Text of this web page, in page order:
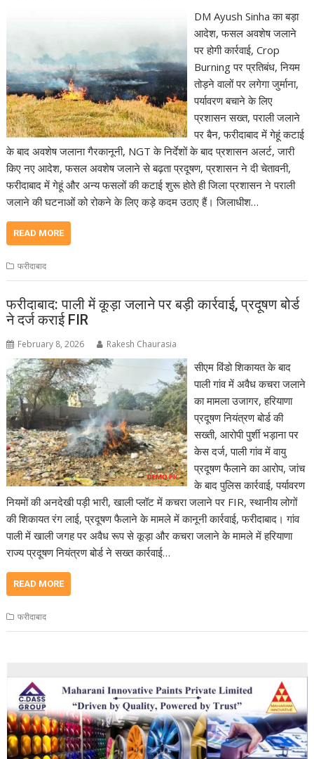
DM Ayush Sinha का बड़ा
आदेश, फसल अवशेष जलाने
पर होगी कार्रवाई, Crop
Burning पर प्रतिबंध, नियम
तोड़ने वालों पर लगेगा जुर्माना,
पर्यावरण बचाने के लिए
प्रशासन सख्त, पराली जलाने
पर बैन, फरीदाबाद में गेहूं कटाई
के बाद अवशेष जलाना गैरकानूनी, NGT के निर्देशों के बाद प्रशासन अलर्ट, जारी
किए नए आदेश, फसल अवशेष जलाने से बढ़ता प्रदूषण, प्रशासन ने दी चेतावनी,
फरीदाबाद में गेहूं और अन्य फसलों की कटाई शुरू होते ही जिला प्रशासन ने पराली
जलाने की घटनाओं को रोकने के लिए कड़े कदम उठाए हैं। जिलाधीश…
READ MORE
फरीदाबाद
फरीदाबाद: पाली में कूड़ा जलाने पर बड़ी कार्रवाई, प्रदूषण बोर्ड
ने दर्ज कराई FIR
February 8, 2026 Rakesh Chaurasia
सीएम विंडो शिकायत के बाद
पाली गांव में अवैध कचरा जलाने
का मामला उजागर, हरियाणा
प्रदूषण नियंत्रण बोर्ड की
सख्ती, आरोपी पुर्शी भड़ाना पर
केस दर्ज, पाली गांव में वायु
प्रदूषण फैलाने का आरोप, जांच
के बाद पुलिस कार्रवाई, पर्यावरण
नियमों की अनदेखी पड़ी भारी, खाली प्लॉट में कचरा जलाने पर FIR, स्थानीय लोगों
की शिकायत रंग लाई, प्रदूषण फैलाने के मामले में कानूनी कार्रवाई, फरीदाबाद। गांव
पाली में खाली जगह पर अवैध रूप से कूड़ा और कचरा जलाने के मामले में हरियाणा
राज्य प्रदूषण नियंत्रण बोर्ड ने सख्त कार्रवाई…
READ MORE
फरीदाबाद